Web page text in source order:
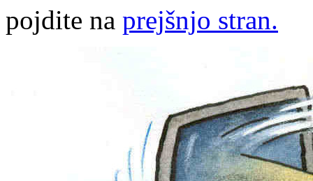
pojdite na prejšnjo stran.